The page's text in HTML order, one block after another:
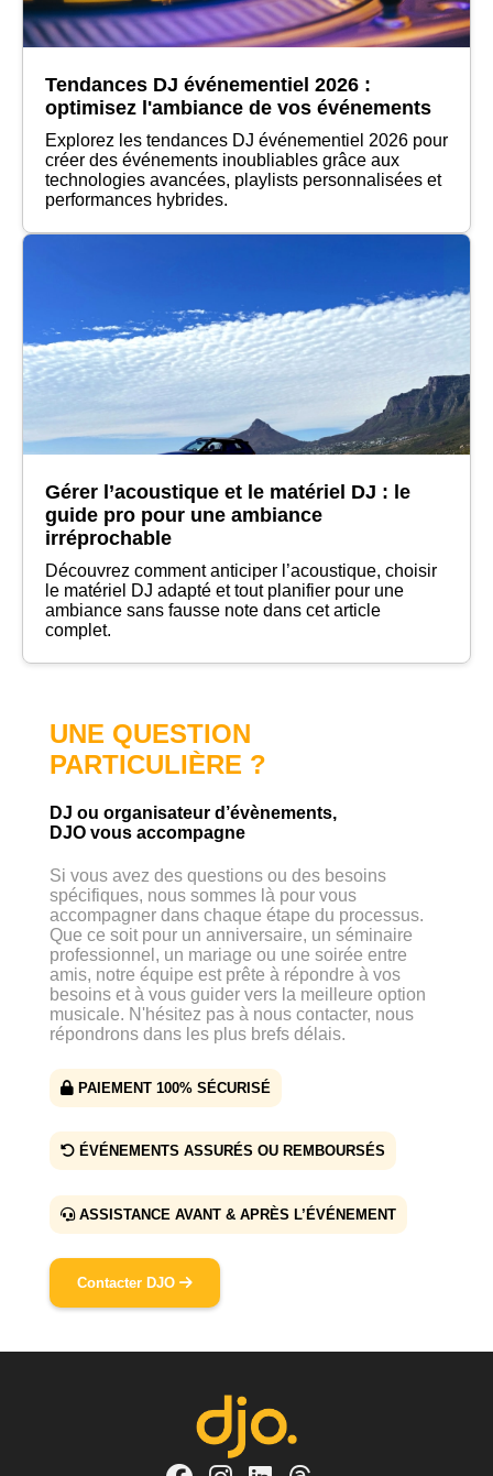
Tendances DJ événementiel 2026 :
optimisez l'ambiance de vos événements
Explorez les tendances DJ événementiel 2026 pour
créer des événements inoubliables grâce aux
technologies avancées, playlists personnalisées et
performances hybrides.
Gérer l’acoustique et le matériel DJ : le
guide pro pour une ambiance
irréprochable
Découvrez comment anticiper l’acoustique, choisir
le matériel DJ adapté et tout planifier pour une
ambiance sans fausse note dans cet article
complet.
UNE QUESTION
PARTICULIÈRE ?
DJ ou organisateur d’évènements,
DJO vous accompagne
Si vous avez des questions ou des besoins
spécifiques, nous sommes là pour vous
accompagner dans chaque étape du processus.
Que ce soit pour un anniversaire, un séminaire
professionnel, un mariage ou une soirée entre
amis, notre équipe est prête à répondre à vos
besoins et à vous guider vers la meilleure option
musicale. N'hésitez pas à nous contacter, nous
répondrons dans les plus brefs délais.
PAIEMENT 100% SÉCURISÉ
ÉVÉNEMENTS ASSURÉS OU REMBOURSÉS
ASSISTANCE AVANT & APRÈS L’ÉVÉNEMENT
Contacter DJO